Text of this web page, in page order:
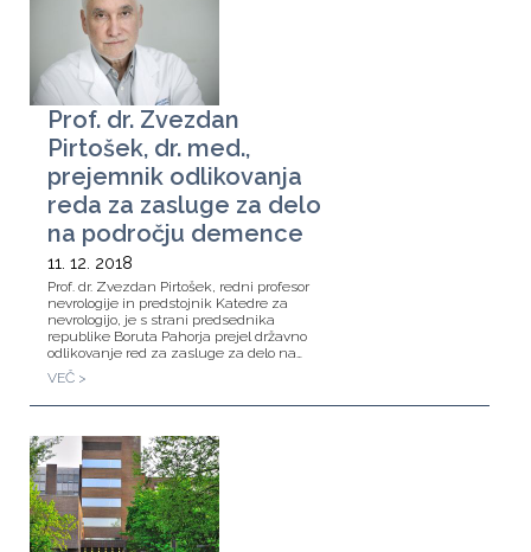
Prof. dr. Zvezdan
Pirtošek, dr. med.,
prejemnik odlikovanja
reda za zasluge za delo
na področju demence
11. 12. 2018
Prof. dr. Zvezdan Pirtošek, redni profesor
nevrologije in predstojnik Katedre za
nevrologijo, je s strani predsednika
republike Boruta Pahorja prejel državno
odlikovanje red za zasluge za delo na…
VEČ >